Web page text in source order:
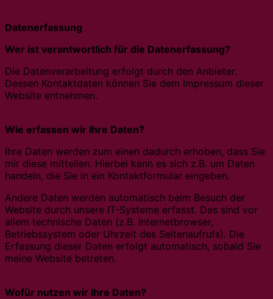
Datenerfassung
Wer ist verantwortlich für die Datenerfassung?
Die Datenverarbeitung erfolgt durch den Anbieter.
Dessen Kontaktdaten können Sie dem Impressum dieser
Website entnehmen.
Wie erfassen wir Ihre Daten?
Ihre Daten werden zum einen dadurch erhoben, dass Sie
mir diese mitteilen. Hierbei kann es sich z.B. um Daten
handeln, die Sie in ein Kontaktformular eingeben.
Andere Daten werden automatisch beim Besuch der
Website durch unsere IT-Systeme erfasst. Das sind vor
allem technische Daten (z.B. Internetbrowser,
Betriebssystem oder Uhrzeit des Seitenaufrufs). Die
Erfassung dieser Daten erfolgt automatisch, sobald Sie
meine Website betreten.
Wofür nutzen wir Ihre Daten?